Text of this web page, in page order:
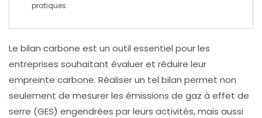
pratiques
Le bilan carbone est un outil essentiel pour les
entreprises souhaitant évaluer et réduire leur
empreinte carbone. Réaliser un tel bilan permet non
seulement de mesurer les émissions de gaz à effet de
serre (GES) engendrées par leurs activités, mais aussi